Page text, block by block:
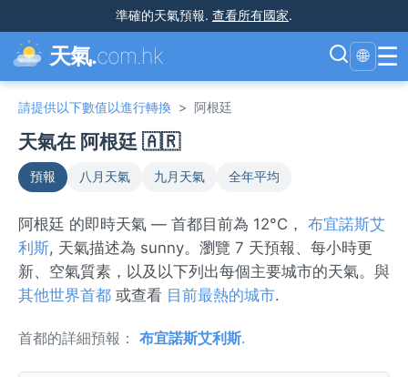
準確的天氣預報. 查看所有國家.
天氣.com.hk 🌐 ☰
請提供以下數值以進行轉換 > 阿根廷
天氣在 阿根廷 🇦🇷
預報 八月天氣 九月天氣 全年平均
阿根廷 的即時天氣 — 首都目前為 12°C， 布宜諾斯艾
利斯, 天氣描述為 sunny。瀏覽 7 天預報、每小時更
新、空氣質素，以及以下列出每個主要城市的天氣。與
其他世界首都 或查看 目前最熱的城市.
首都的詳細預報： 布宜諾斯艾利斯.